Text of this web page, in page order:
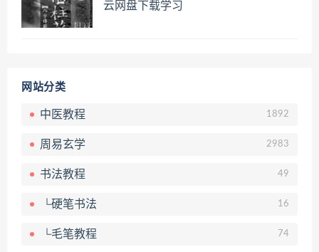
云网盘下载学习
网站分类
中医教程 1892
周易玄学 2983
书法教程 49
└硬笔书法 16
└毛笔教程 74